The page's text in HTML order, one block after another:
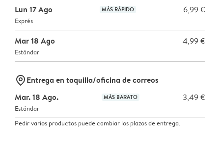
Lun 17 Ago
MÁS RÁPIDO 6,99 €
Exprés
Mar 18 Ago 4,99 €
Estándar
marker-pinEntrega en taquilla/oficina de correos
Mar. 18 Ago.
MÁS BARATO 3,49 €
Estándar
Pedir varios productos puede cambiar los plazos de entrega.